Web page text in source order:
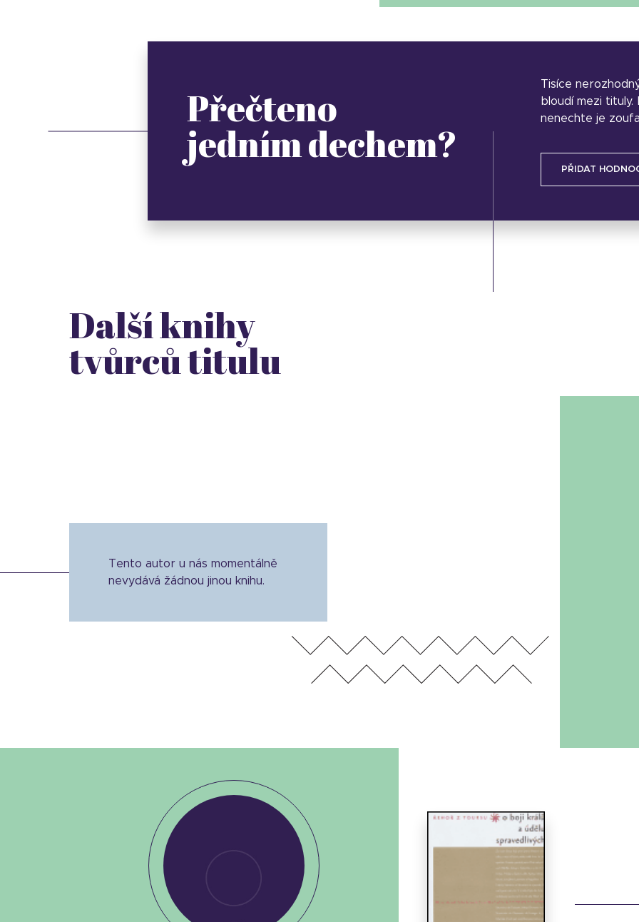
Přečteno
jedním dechem?
Tisíce
bloudí mezi
nenechte je
PŘIDAT
Další knihy
tvůrců titulu
Tento autor u nás momentálně
nevydává žádnou jinou knihu.